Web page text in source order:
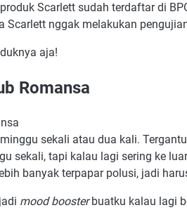
Scarlett sudah terdaftar di
Scarlett nggak melakukan
aja!
Romansa
sekali atau dua kali.
sekali, tapi kalau lagi sering ke
banyak terpapar polusi, jadi
mood boosterbuatku kalau lagi